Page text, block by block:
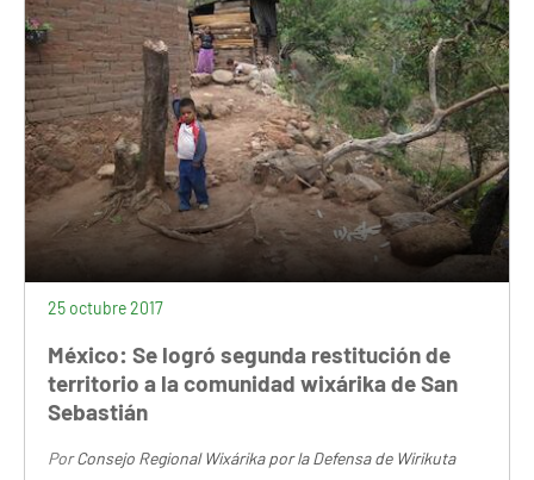
25 octubre 2017
México: Se logró segunda restitución de
territorio a la comunidad wixárika de San
Sebastián
PorConsejo Regional Wixárika por la Defensa de Wirikuta